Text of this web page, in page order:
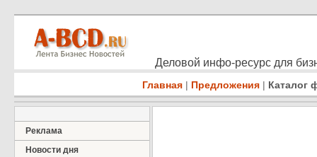
Деловой инфо-ресурс для
Главная | Предложения | Каталог
Реклама
Новости дня